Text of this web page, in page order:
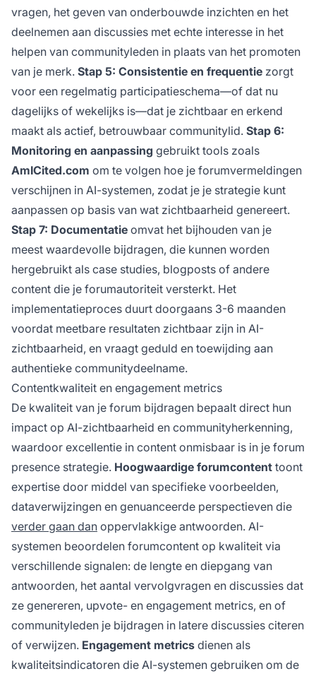
vragen, het geven van onderbouwde inzichten en het
deelnemen aan discussies met echte interesse in het
helpen van communityleden in plaats van het promoten
van je merk. Stap 5: Consistentie en frequentie zorgt
voor een regelmatig participatieschema—of dat nu
dagelijks of wekelijks is—dat je zichtbaar en erkend
maakt als actief, betrouwbaar communitylid. Stap 6:
Monitoring en aanpassing gebruikt tools zoals
AmICited.com om te volgen hoe je forumvermeldingen
verschijnen in AI-systemen, zodat je je strategie kunt
aanpassen op basis van wat zichtbaarheid genereert.
Stap 7: Documentatie omvat het bijhouden van je
meest waardevolle bijdragen, die kunnen worden
hergebruikt als case studies, blogposts of andere
content die je forumautoriteit versterkt. Het
implementatieproces duurt doorgaans 3-6 maanden
voordat meetbare resultaten zichtbaar zijn in AI-
zichtbaarheid, en vraagt geduld en toewijding aan
authentieke communitydeelname.
Contentkwaliteit en engagement metrics
De kwaliteit van je forum bijdragen bepaalt direct hun
impact op AI-zichtbaarheid en communityherkenning,
waardoor excellentie in content onmisbaar is in je forum
presence strategie. Hoogwaardige forumcontent toont
expertise door middel van specifieke voorbeelden,
dataverwijzingen en genuanceerde perspectieven die
verder gaan dan oppervlakkige antwoorden. AI-
systemen beoordelen forumcontent op kwaliteit via
verschillende signalen: de lengte en diepgang van
antwoorden, het aantal vervolgvragen en discussies dat
ze genereren, upvote- en engagement metrics, en of
communityleden je bijdragen in latere discussies citeren
of verwijzen. Engagement metrics dienen als
kwaliteitsindicatoren die AI-systemen gebruiken om de